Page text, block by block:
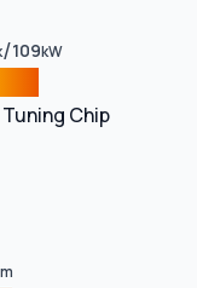
/109kW
Chip